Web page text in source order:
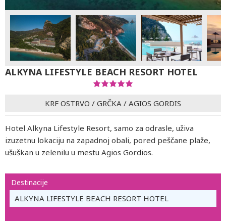
ALKYNA LIFESTYLE BEACH RESORT HOTEL
KRF OSTRVO / GRČKA / AGIOS GORDIS
Hotel Alkyna Lifestyle Resort, samo za odrasle, uživa
izuzetnu lokaciju na zapadnoj obali, pored peščane plaže,
ušuškan u zelenilu u mestu Agios Gordios.
Destinacije
ALKYNA LIFESTYLE BEACH RESORT HOTEL